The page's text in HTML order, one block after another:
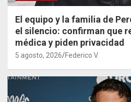
El equipo y la familia de
el silencio: confirman que
médica y piden privacidad
5 agosto, 2026 Federico V.